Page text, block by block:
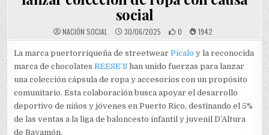
social
NACIÓN SOCIAL 30/06/2025 0 1942
La marca puertorriqueña de streetwearPícalo y la reconocida
marca de chocolatesREESE’S han unido fuerzas para lanzar
una colección cápsula de ropa y accesorios con un propósito
comunitario. Esta colaboración busca apoyar el desarrollo
deportivo de niños y jóvenes en Puerto Rico, destinando el 5%
de las ventas a la liga de baloncesto infantil y juvenil D’Altura
de Bayamón.